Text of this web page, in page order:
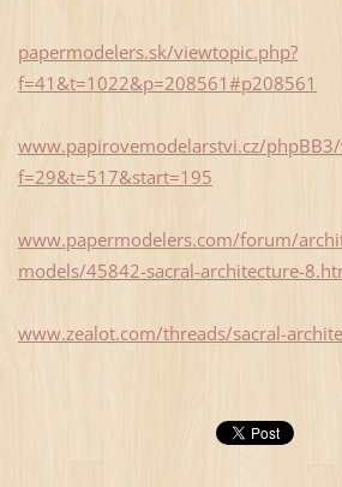
papermodelers.sk/viewtopic.php?
f=41&t=1022&p=208561#p208561
www.papirovemodelarstvi.cz/
f=29&t=517&start=195
www.papermodelers.com/forum/
models/45842-sacral-architecture-
www.zealot.com/threads/sacral-